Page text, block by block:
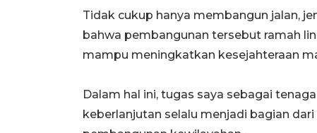
Tidak cukup hanya membangun jalan,
bahwa pembangunan tersebut ramah
mampu meningkatkan kesejahteraan
Dalam hal ini, tugas saya sebagai
keberlanjutan selalu menjadi bagian